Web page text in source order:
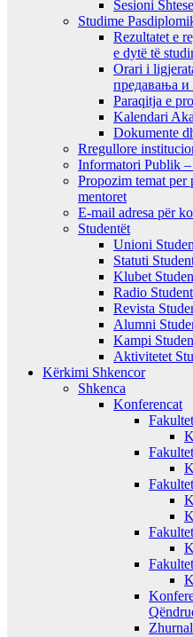
Sesioni
Studime
Rezultatet e
e dytë të
Orari i
предавањa и
Paraqitja e
Kalendari
Dokumente
Rregullore
Informatori Publik –
Propozim temat
mentoret
E-mail adresa për
Studentët
Unioni
Statuti
Klubet
Radio
Revista
Alumni
Kampi
Aktivitetet
Kërkimi Shkencor
Shkenca
Konferencat